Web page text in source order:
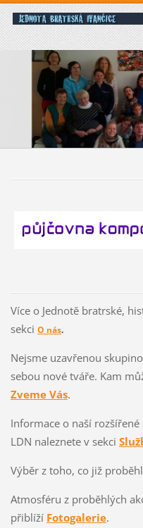
Více o Jednotě bratrské,
sekci O nás.
Nejsme uzavřenou
sebou nové tváře. Kam
Zveme Vás.
Informace o naší
LDN naleznete v sekci
Výběr z toho, co již
Atmosféru z proběhlých
přiblíží Fotogalerie.